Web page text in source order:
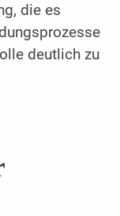
die es
deutlich zu